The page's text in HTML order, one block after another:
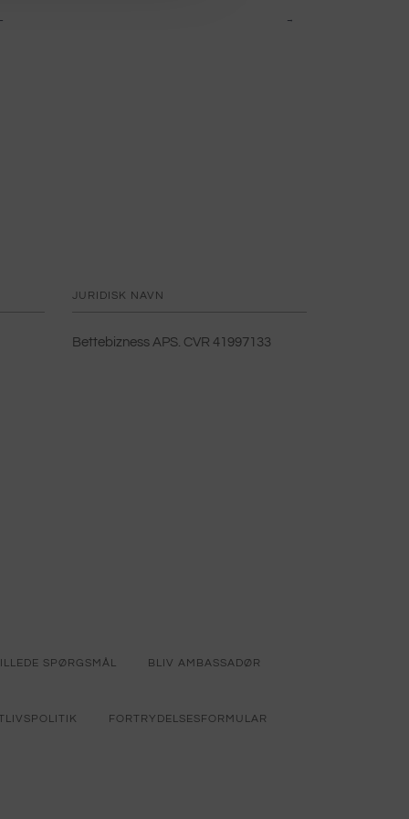
→
JURIDISK NAVN
Bettebizness APS. CVR 41997133
SPØRGSMÅL BLIV AMBASSADØR
FORTRYDELSESFORMULAR